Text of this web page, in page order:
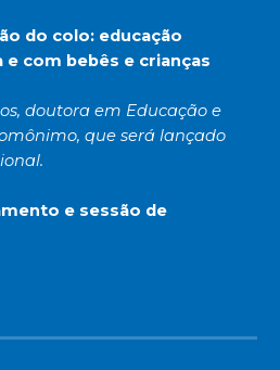
do colo: educação
e com bebês e crianças
doutora em Educação e
que será lançado
e sessão de